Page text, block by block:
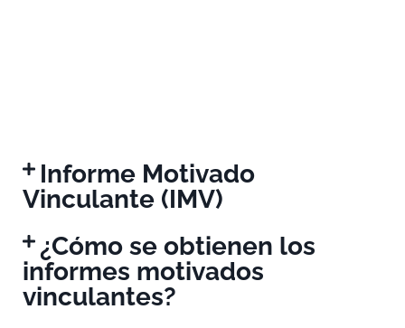
Informe Motivado
Vinculante (IMV)
¿Cómo se obtienen los
informes motivados
vinculantes?